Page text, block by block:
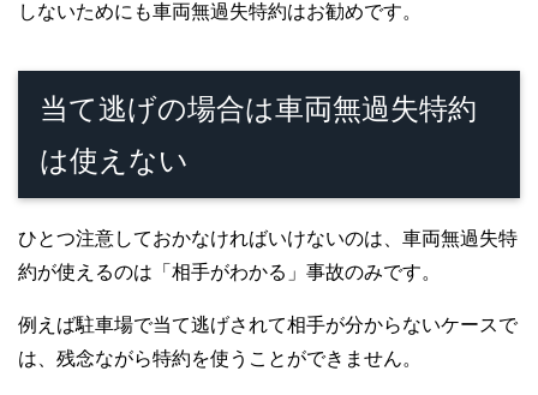
しないためにも車両無過失特約はお勧めです。
当て逃げの場合は車両無過失特約
は使えない
ひとつ注意しておかなければいけないのは、車両無過失特
約が使えるのは「相手がわかる」事故のみです。
例えば駐車場で当て逃げされて相手が分からないケースで
は、残念ながら特約を使うことができません。